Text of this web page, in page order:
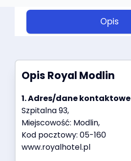
Opis
Opis Royal Modlin
1. Adres/dane kontaktowe
Szpitalna 93,
Miejscowość: Modlin,
Kod pocztowy: 05-160
www.royalhotel.pl